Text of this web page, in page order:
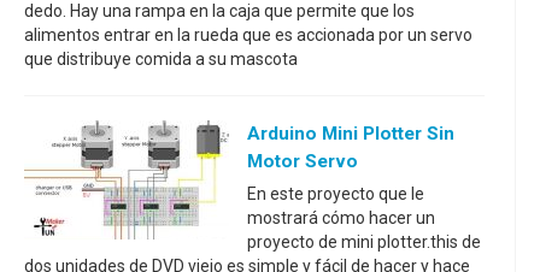
dedo. Hay una rampa en la caja que permite que los
alimentos entrar en la rueda que es accionada por un servo
que distribuye comida a su mascota
Arduino Mini Plotter Sin
Motor Servo
En este proyecto que le
mostrará cómo hacer un
proyecto de mini plotter.this de
dos unidades de DVD viejo es simple y fácil de hacer y hace